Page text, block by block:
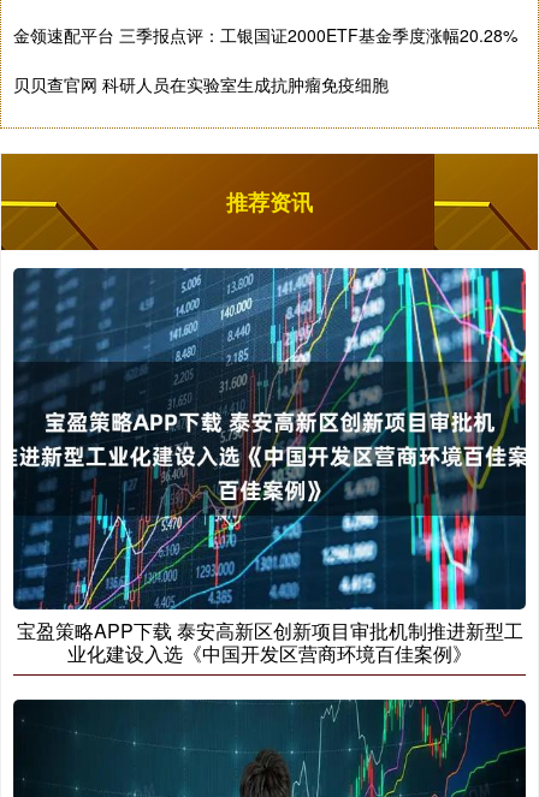
金领速配平台 三季报点评：工银国证2000ETF基金季度涨幅20.28%
贝贝查官网 科研人员在实验室生成抗肿瘤免疫细胞
推荐资讯
宝盈策略APP下载 泰安高新区创新项目审批机制推进新型工
业化建设入选《中国开发区营商环境百佳案例》